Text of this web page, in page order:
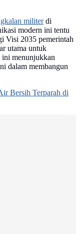
militerdi
modern ini tentu
Visi 2035 pemerintah
utama untuk
menunjukkan
dalam membangun
Bersih Terparah di